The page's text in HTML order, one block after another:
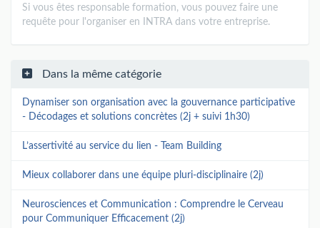
Si vous êtes responsable formation, vous pouvez faire une
requête pour l'organiser en INTRA dans votre entreprise.
Dans la même catégorie
Dynamiser son organisation avec la gouvernance participative
- Décodages et solutions concrètes (2j + suivi 1h30)
L’assertivité au service du lien - Team Building
Mieux collaborer dans une équipe pluri-disciplinaire (2j)
Neurosciences et Communication : Comprendre le Cerveau
pour Communiquer Efficacement (2j)